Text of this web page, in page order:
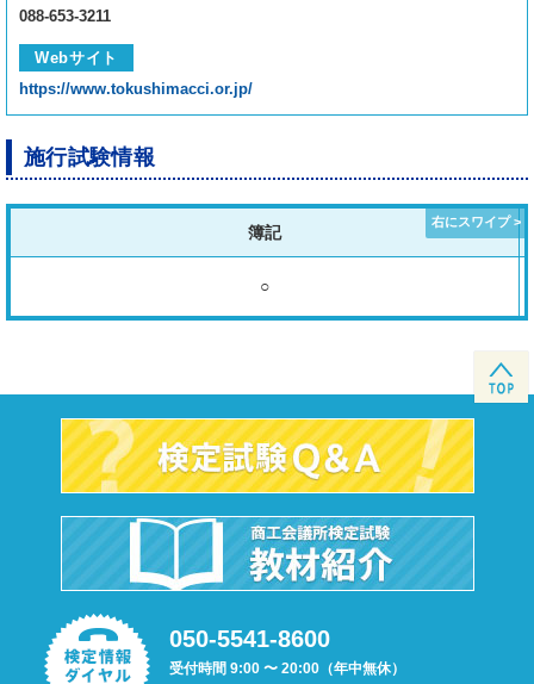
088-653-3211
Webサイト
https://www.tokushimacci.or.jp/
施行試験情報
簿記
○
050-5541-8600
受付時間 9:00 〜 20:00（年中無休）